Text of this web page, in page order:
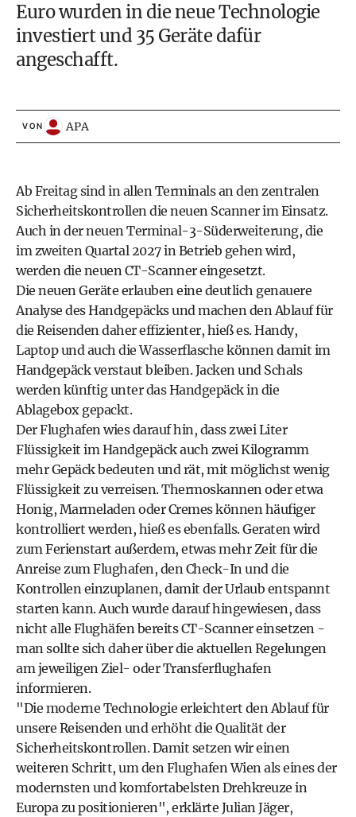
Euro wurden in die neue Technologie
investiert und 35 Geräte dafür
angeschafft.
VON APA
Ab Freitag sind in allen Terminals an den zentralen
Sicherheitskontrollen die neuen Scanner im Einsatz.
Auch in der neuen Terminal-3-Süderweiterung, die
im zweiten Quartal 2027 in Betrieb gehen wird,
werden die neuen CT-Scanner eingesetzt.
Die neuen Geräte erlauben eine deutlich genauere
Analyse des Handgepäcks und machen den Ablauf für
die Reisenden daher effizienter, hieß es. Handy,
Laptop und auch die Wasserflasche können damit im
Handgepäck verstaut bleiben. Jacken und Schals
werden künftig unter das Handgepäck in die
Ablagebox gepackt.
Der Flughafen wies darauf hin, dass zwei Liter
Flüssigkeit im Handgepäck auch zwei Kilogramm
mehr Gepäck bedeuten und rät, mit möglichst wenig
Flüssigkeit zu verreisen. Thermoskannen oder etwa
Honig, Marmeladen oder Cremes können häufiger
kontrolliert werden, hieß es ebenfalls. Geraten wird
zum Ferienstart außerdem, etwas mehr Zeit für die
Anreise zum Flughafen, den Check-In und die
Kontrollen einzuplanen, damit der Urlaub entspannt
starten kann. Auch wurde darauf hingewiesen, dass
nicht alle Flughäfen bereits CT-Scanner einsetzen -
man sollte sich daher über die aktuellen Regelungen
am jeweiligen Ziel- oder Transferflughafen
informieren.
"Die moderne Technologie erleichtert den Ablauf für
unsere Reisenden und erhöht die Qualität der
Sicherheitskontrollen. Damit setzen wir einen
weiteren Schritt, um den Flughafen Wien als eines der
modernsten und komfortabelsten Drehkreuze in
Europa zu positionieren", erklärte Julian Jäger,